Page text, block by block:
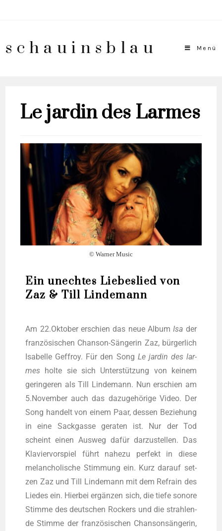
schauinsblau Menü
Le jardin des Larmes
© Warner Music
Ein unechtes Liebeslied von
Zaz & Till Lindemann
Am 22.Oktober erschien das neue AlbumIsa der
fran­zö­si­schen Chan­son-Sän­ge­rin Zaz, bür­ger­lich
Isa­bel­le Geffroy. Für den Song Le jar­din des lar­
mes hol­te sie sich Unter­stüt­zung von kei­nem
gerin­ge­ren als Till Lin­de­mann. Nun erschien am
5.November auch das dazu­ge­hö­ri­ge Video. Der
Song han­delt von einem Paar, des­sen Bezie­hung
in eine Sack­gas­se gera­ten ist. Nur der Tod
scheint einen Aus­weg dafür dar­zu­stel­len. Das
Kla­vier­vor­spiel führt nahe­zu per­fekt in die­se
melan­cho­li­sche Stim­mung ein. Kurz dar­auf set­
zen Zaz und Till Lin­de­mann mit dem Refrain des
Lie­des ein. Hier­bei ergän­zen sich, die tie­fe sono­re
Stim­me des deut­schen Rockers und die strah­len­
de Stim­me der fran­zö­si­schen Chan­son­sän­ge­rin,